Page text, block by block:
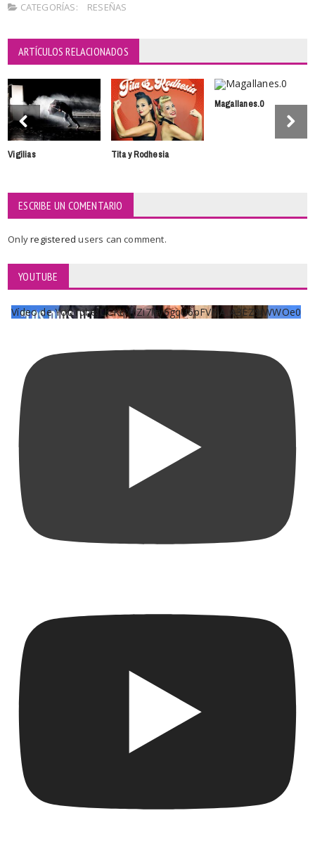
CATEGORÍAS: RESEÑAS
ARTÍCULOS RELACIONADOS
Vigilias Tita y Rodhesia
Magallanes.0
ESCRIBE UN COMENTARIO
Onlyregisteredusers can comment.
YOUTUBE
Vídeo de YouTube UCKqYjiZi7lzy6gqU6pFVFiA_A3EZ9JWWOe0